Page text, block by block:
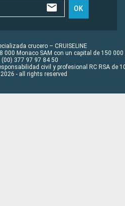
OK
crucero – CRUISELINE
000 Monaco SAM con un capital de 150 000
377 97 97 84 50
civil y profesional RC RSA de
2026 - all rights reserved